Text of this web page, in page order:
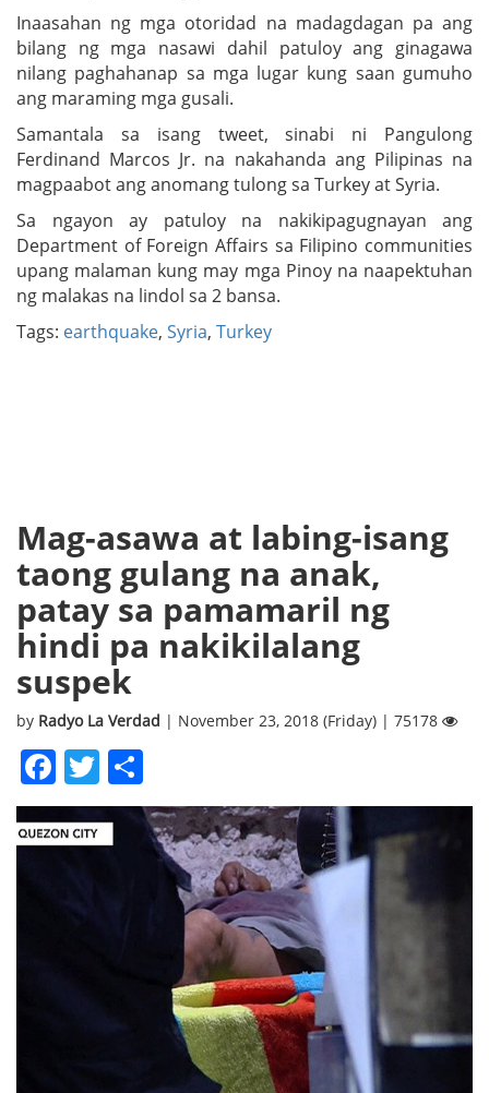
Inaasahan ng mga otoridad na madagdagan pa ang
bilang ng mga nasawi dahil patuloy ang ginagawa
nilang paghahanap sa mga lugar kung saan gumuho
ang maraming mga gusali.
Samantala sa isang tweet, sinabi ni Pangulong
Ferdinand Marcos Jr. na nakahanda ang Pilipinas na
magpaabot ang anomang tulong sa Turkey at Syria.
Sa ngayon ay patuloy na nakikipagugnayan ang
Department of Foreign Affairs sa Filipino communities
upang malaman kung may mga Pinoy na naapektuhan
ng malakas na lindol sa 2 bansa.
Tags: earthquake, Syria, Turkey
Mag-asawa at labing-isang
taong gulang na anak,
patay sa pamamaril ng
hindi pa nakikilalang
suspek
by Radyo La Verdad | November 23, 2018 (Friday) | 75178
Facebook
Twitter